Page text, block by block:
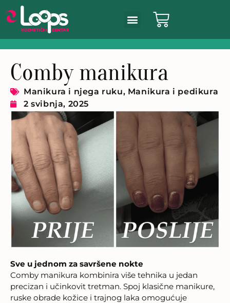
Comby manikura
Manikura i njega ruku, Manikura i pedikura
2 svibnja, 2025
Sve u jednom za savršene nokte
Comby manikura kombinira više tehnika u jedan
precizan i učinkovit tretman. Spoj klasične manikure,
ruske obrade kožice i trajnog laka omogućuje